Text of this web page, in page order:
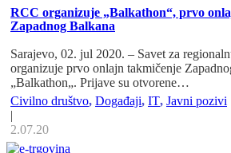
RCC organizuje „Balkathon“, prvo
Zapadnog Balkana
Sarajevo, 02. jul 2020. – Savet za
organizuje prvo onlajn takmičenje
„Balkathon„. Prijave su otvorene…
Civilno društvo, Događaji, IT, Javni pozivi
|
2.07.20